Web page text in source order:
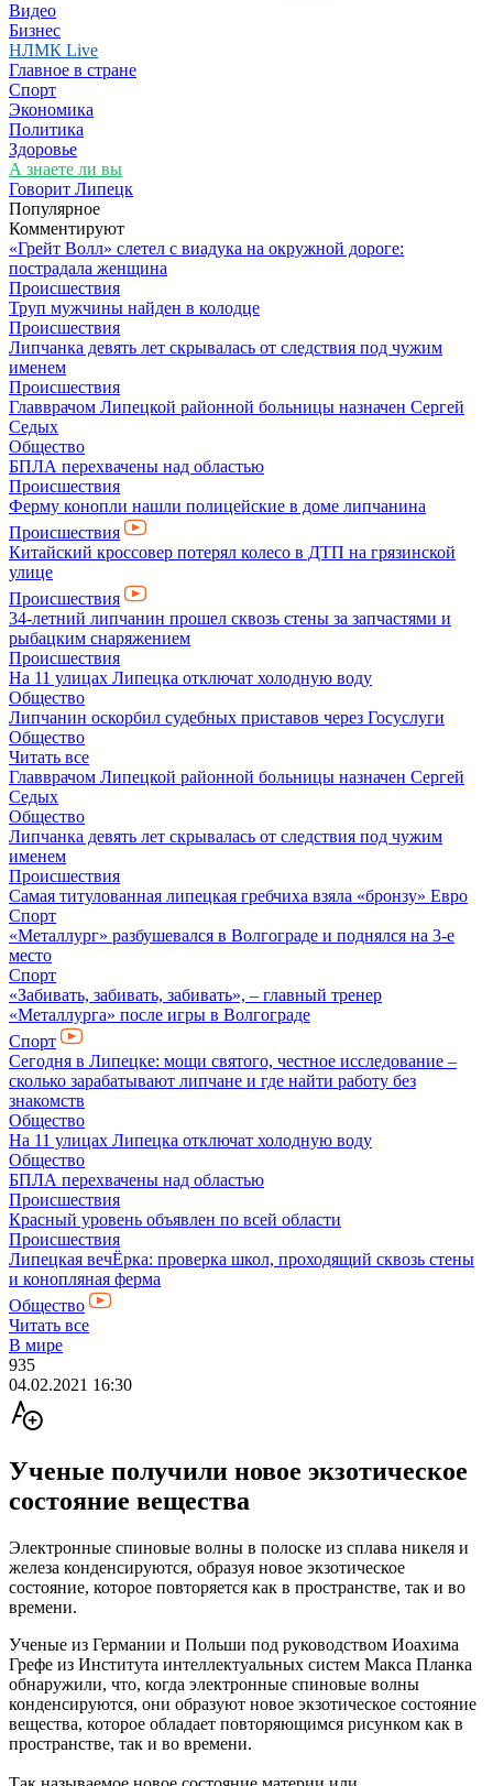
Видео
Бизнес
НЛМК Live
Главное в стране
Спорт
Экономика
Политика
Здоровье
А знаете ли вы
Говорит Липецк
Популярное
Комментируют
«Грейт Волл» слетел с виадука на окружной дороге:
пострадала женщина
Происшествия
Труп мужчины найден в колодце
Происшествия
Липчанка девять лет скрывалась от следствия под чужим
именем
Происшествия
Главврачом Липецкой районной больницы назначен Сергей
Седых
Общество
БПЛА перехвачены над областью
Происшествия
Ферму конопли нашли полицейские в доме липчанина
Происшествия
Китайский кроссовер потерял колесо в ДТП на грязинской
улице
Происшествия
34-летний липчанин прошел сквозь стены за запчастями и
рыбацким снаряжением
Происшествия
На 11 улицах Липецка отключат холодную воду
Общество
Липчанин оскорбил судебных приставов через Госуслуги
Общество
Читать все
Главврачом Липецкой районной больницы назначен Сергей
Седых
Общество
Липчанка девять лет скрывалась от следствия под чужим
именем
Происшествия
Самая титулованная липецкая гребчиха взяла «бронзу» Евро
Спорт
«Металлург» разбушевался в Волгограде и поднялся на 3-е
место
Спорт
«Забивать, забивать, забивать», – главный тренер
«Металлурга» после игры в Волгограде
Спорт
Сегодня в Липецке: мощи святого, честное исследование –
сколько зарабатывают липчане и где найти работу без
знакомств
Общество
На 11 улицах Липецка отключат холодную воду
Общество
БПЛА перехвачены над областью
Происшествия
Красный уровень объявлен по всей области
Происшествия
Липецкая вечЁрка: проверка школ, проходящий сквозь стены
и конопляная ферма
Общество
Читать все
В мире
935
04.02.2021 16:30
Ученые получили новое экзотическое
состояние вещества
Электронные спиновые волны в полоске из сплава никеля и
железа конденсируются, образуя новое экзотическое
состояние, которое повторяется как в пространстве, так и во
времени.
Ученые из Германии и Польши под руководством Иоахима
Грефе из Института интеллектуальных систем Макса Планка
обнаружили, что, когда электронные спиновые волны
конденсируются, они образуют новое экзотическое состояние
вещества, которое обладает повторяющимся рисунком как в
пространстве, так и во времени.